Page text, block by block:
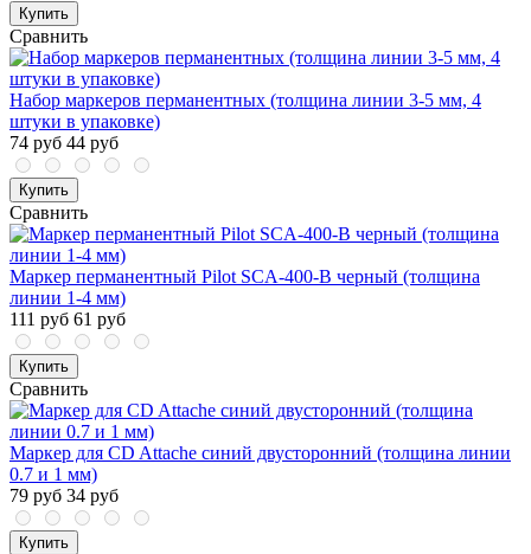
Купить
Сравнить
Набор маркеров перманентных (толщина линии 3-5 мм, 4
штуки в упаковке)
74 руб 44 руб
Купить
Сравнить
Маркер перманентный Pilot SCA-400-B черный (толщина
линии 1-4 мм)
111 руб 61 руб
Купить
Сравнить
Маркер для CD Attache синий двусторонний (толщина линии
0.7 и 1 мм)
79 руб 34 руб
Купить